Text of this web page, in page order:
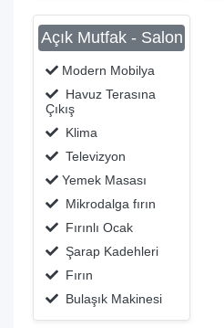
Açık Mutfak - Salon
Modern Mobilya
Havuz Terasına
Çıkış
Klima
Televizyon
Yemek Masası
Mikrodalga fırın
Fırınlı Ocak
Şarap Kadehleri
Fırın
Bulaşık Makinesi